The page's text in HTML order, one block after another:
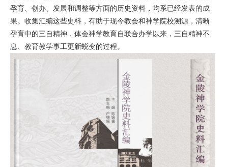
孕育、创办、发展和调整等方面的历史资料，均系已经发表的成
果。收集汇编这些史料，有助于现今教会和神学院校溯源，清晰
孕育中的三自精神，体会神学教育自联合办学以来，三自精神不
息、教育教学事工更新蜕变的过程。